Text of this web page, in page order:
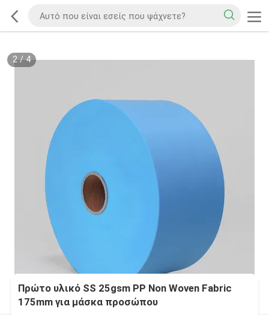
2/4
Πρώτο υλικό SS 25gsm PP Non Woven Fabric
175mm για μάσκα προσώπου